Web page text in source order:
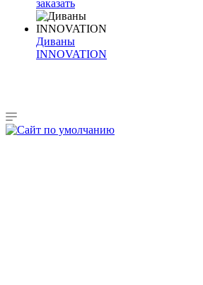
заказать
Диваны
INNOVATION